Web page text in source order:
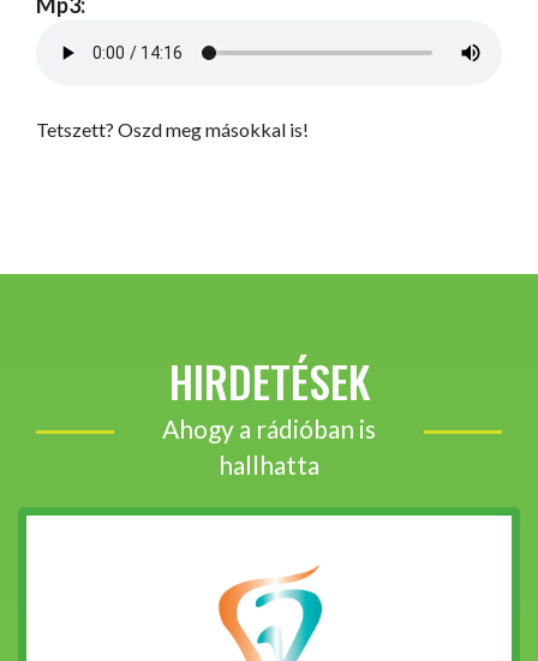
Tetszett? Oszd meg másokkal is!
HIRDETÉSEK
Ahogy a rádióban is
hallhatta